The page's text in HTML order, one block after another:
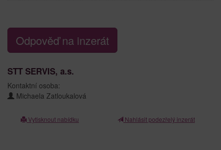
Odpověď na inzerát
STT SERVIS, a.s.
Kontaktní osoba:
Michaela Zatloukalová
Vytisknout nabídku Nahlásit podezřelý inzerát